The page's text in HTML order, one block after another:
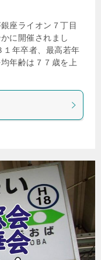
座ライオン７丁目
に開催されまし
年卒者、最高若年
年齢は７７歳を上